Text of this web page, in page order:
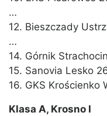
…
12. Bieszczady
…
14. Górnik
15. Sanovia Lesko
16. GKS Krościenko
Klasa A, Krosno I